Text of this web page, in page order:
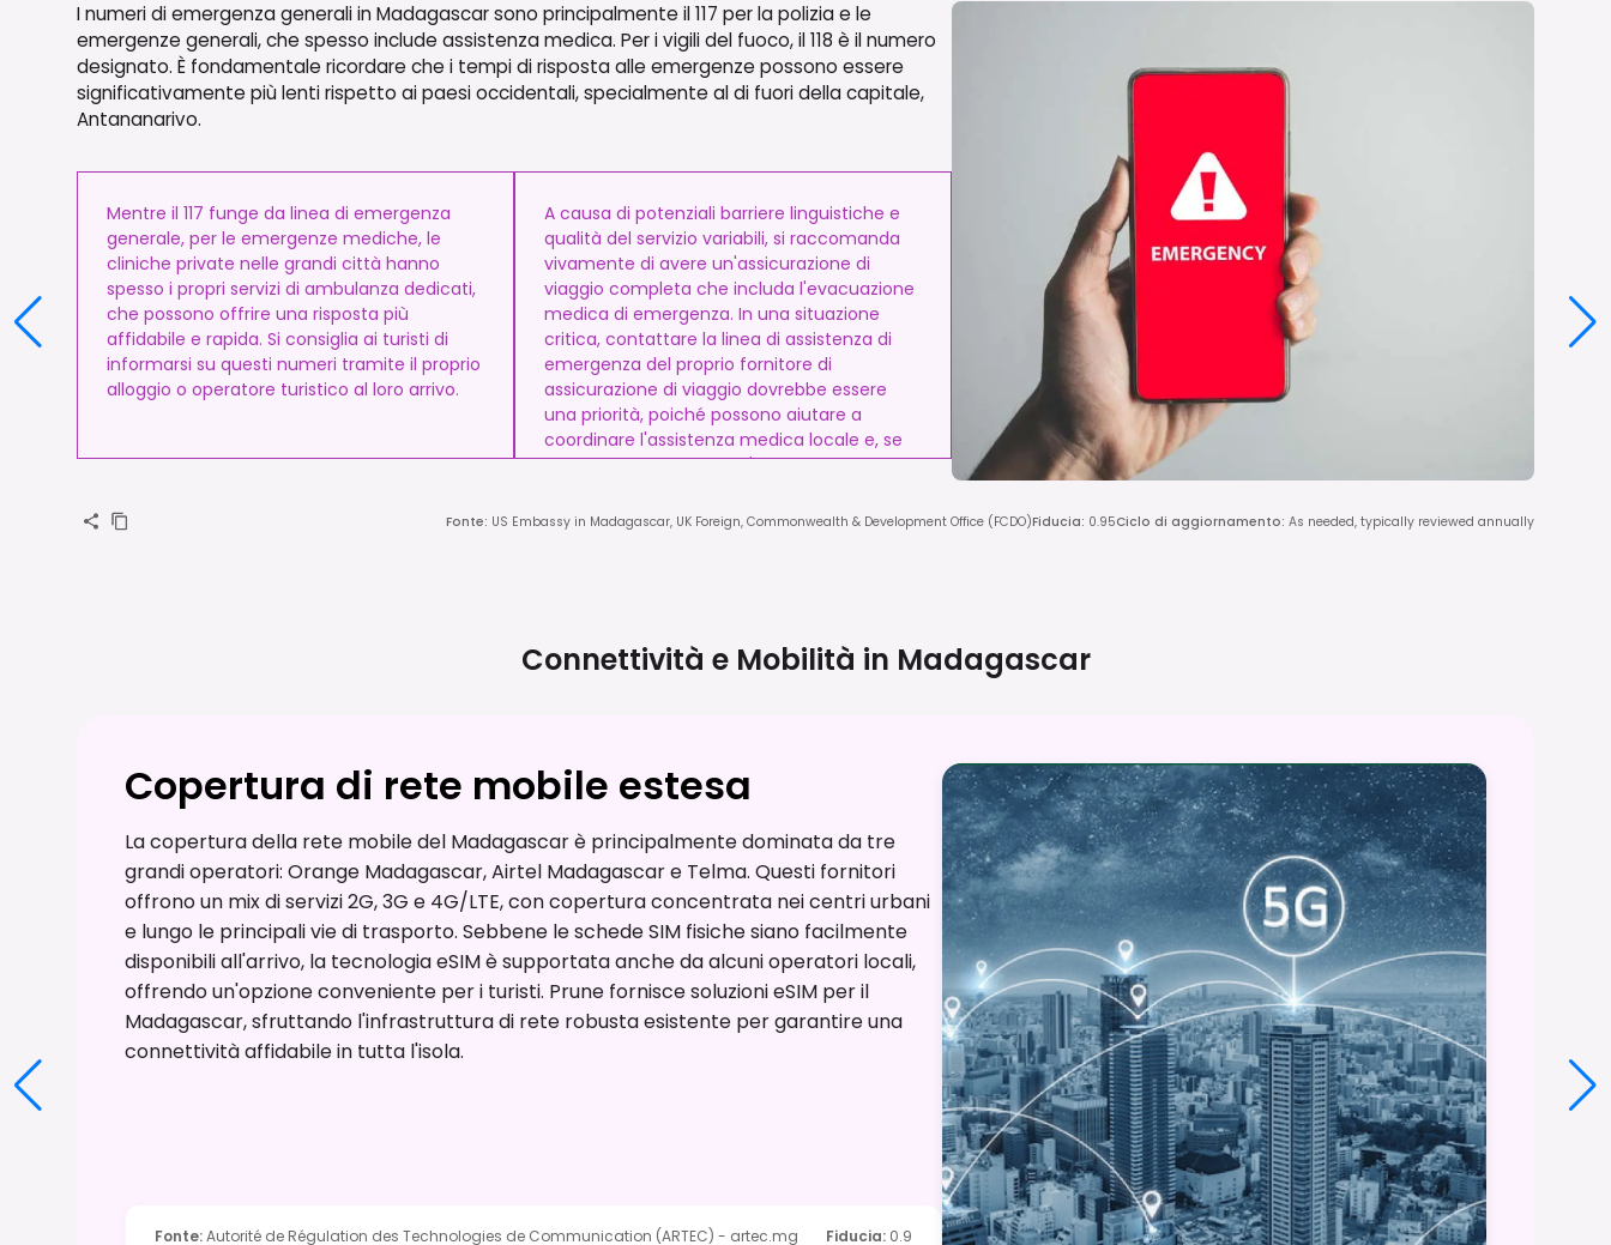
I numeri di emergenza generali in Madagascar sono principalmente il 117 per la polizia e le
emergenze generali, che spesso include assistenza medica. Per i vigili del fuoco, il 118 è il numero
designato. È fondamentale ricordare che i tempi di risposta alle emergenze possono essere
significativamente più lenti rispetto ai paesi occidentali, specialmente al di fuori della capitale,
Antananarivo.
Mentre il 117 funge da linea di emergenza
generale, per le emergenze mediche, le
cliniche private nelle grandi città hanno
spesso i propri servizi di ambulanza dedicati,
che possono offrire una risposta più
affidabile e rapida. Si consiglia ai turisti di
informarsi su questi numeri tramite il proprio
alloggio o operatore turistico al loro arrivo.
A causa di potenziali barriere linguistiche e
qualità del servizio variabili, si raccomanda
vivamente di avere un'assicurazione di
viaggio completa che includa l'evacuazione
medica di emergenza. In una situazione
critica, contattare la linea di assistenza di
emergenza del proprio fornitore di
assicurazione di viaggio dovrebbe essere
una priorità, poiché possono aiutare a
coordinare l'assistenza medica locale e, se
necessario, organizzare l'evacuazione.
Fonte: US Embassy in Madagascar, UK Foreign, Commonwealth & Development Office (FCDO)Fiducia: 0.95Ciclo di aggiornamento: As needed, typically reviewed annually
Connettività e Mobilità in Madagascar
Copertura di rete mobile estesa
La copertura della rete mobile del Madagascar è principalmente dominata da tre
grandi operatori: Orange Madagascar, Airtel Madagascar e Telma. Questi fornitori
offrono un mix di servizi 2G, 3G e 4G/LTE, con copertura concentrata nei centri urbani
e lungo le principali vie di trasporto. Sebbene le schede SIM fisiche siano facilmente
disponibili all'arrivo, la tecnologia eSIM è supportata anche da alcuni operatori locali,
offrendo un'opzione conveniente per i turisti. Prune fornisce soluzioni eSIM per il
Madagascar, sfruttando l'infrastruttura di rete robusta esistente per garantire una
connettività affidabile in tutta l'isola.
Fonte:Autorité de Régulation des Technologies de Communication (ARTEC) - artec.mg Fiducia: 0.9